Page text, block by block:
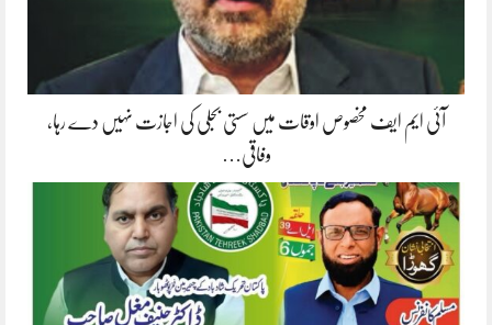
آئی ایم ایف مخصوص اوقات میں سستی بجلی کی اجازت نہیں دے رہا،
وفاقی…